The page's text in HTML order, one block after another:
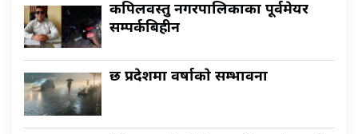
कपिलवस्तु नगरपालिकाका पूर्वमेयर
सम्पर्कबिहीन
छ प्रदेशमा वर्षाकाे सम्भावना